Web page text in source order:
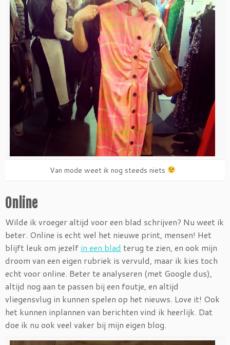
Van mode weet ik nog steeds niets
Online
Wilde ik vroeger altijd voor een blad schrijven? Nu weet ik
beter. Online is echt wel het nieuwe print, mensen! Het
blijft leuk om jezelf in een blad terug te zien, en ook mijn
droom van een eigen rubriek is vervuld, maar ik kies toch
echt voor online. Beter te analyseren (met Google dus),
altijd nog aan te passen bij een foutje, en altijd
vliegensvlug in kunnen spelen op het nieuws. Love it! Ook
het kunnen inplannen van berichten vind ik heerlijk. Dat
doe ik nu ook veel vaker bij mijn eigen blog.